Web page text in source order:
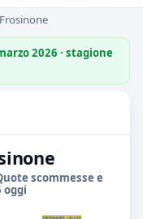
2026 · stagione
scommesse e
oggi